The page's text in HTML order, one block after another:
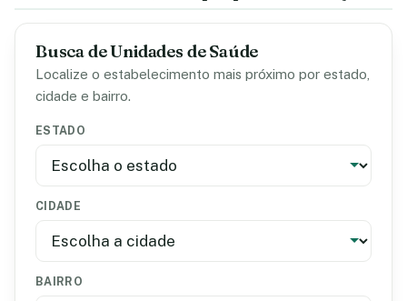
Busca de Unidades de Saúde
Localize o estabelecimento mais próximo por estado,
cidade e bairro.
ESTADO
CIDADE
BAIRRO